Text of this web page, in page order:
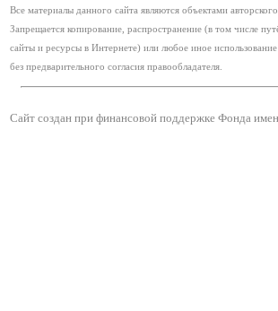
Все материалы данного сайта являются объектами
Запрещается копирование, распространение (в том числе
сайты и ресурсы в Интернете) или любое иное
без предварительного согласия правообладателя.
Сайт создан при финансовой поддержке Фонда